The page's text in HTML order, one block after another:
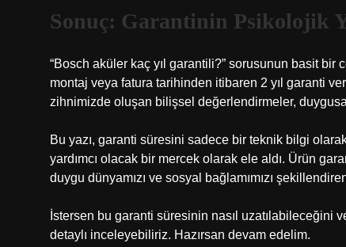
Sonuç: Garantinin Psikolojik
“Bosch aküler kaç yıl garantili?” sorusunun basit bir
montaj veya fatura tarihinden itibaren 2 yıl garanti
zihnimizde oluşan bilişsel değerlendirmeler,
Bu yazı, garanti süresini sadece bir teknik bilgi
yardımcı olacak bir mercek olarak ele aldı. Ürün
duygu dünyamızı ve sosyal bağlamımızı
İstersen bu garanti süresinin nasıl
detaylı inceleyebiliriz. Hazırsan devam edelim.